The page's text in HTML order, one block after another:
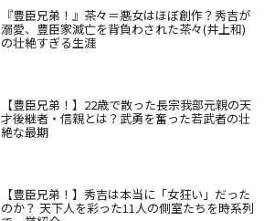
『豊臣兄弟！』茶々＝悪女はほぼ創作？秀吉が
溺愛、豊臣家滅亡を背負わされた茶々(井上和)
の壮絶すぎる生涯
【豊臣兄弟！】22歳で散った長宗我部元親の天
才後継者・信親とは？武勇を奮った若武者の壮
絶な最期
【豊臣兄弟！】秀吉は本当に「女狂い」だった
のか？ 天下人を彩った11人の側室たちを時系列